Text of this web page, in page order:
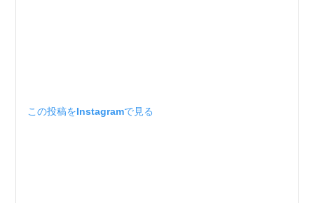
この投稿をInstagramで見る